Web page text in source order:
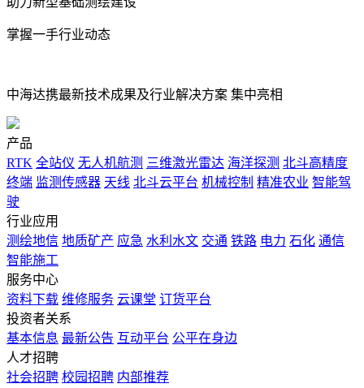
掌握一手行业动态
中海达携最新技术成果及行业解决方案 集中亮相
产品
RTK 全站仪 无人机航测 三维激光雷达 海洋探测 北斗高精度
终端 监测传感器 天线 北斗云平台 机械控制 精准农业 智能驾
驶
行业应用
测绘地信 地质矿产 应急 水利水文 交通 铁路 电力 石化 通信
智能施工
服务中心
资料下载 维修服务 云课堂 订货平台
投资者关系
基本信息 最新公告 互动平台 公平在身边
人才招聘
社会招聘 校园招聘 内部推荐